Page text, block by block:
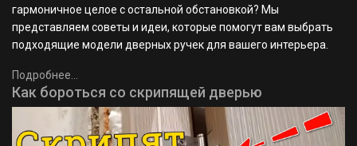
гармоничное целое с остальной обстановкой? Мы
представляем советы и идеи, которые помогут вам выбрать
подходящие модели дверных ручек для вашего интерьера.
Подробнее...
Как бороться со скрипящей дверью